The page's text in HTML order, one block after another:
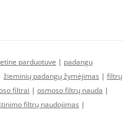
parduotuve | padangų
žieminių padangų žymėjimas | filtrų
filtrai | osmoso filtrų nauda |
filtrų naudojimas |